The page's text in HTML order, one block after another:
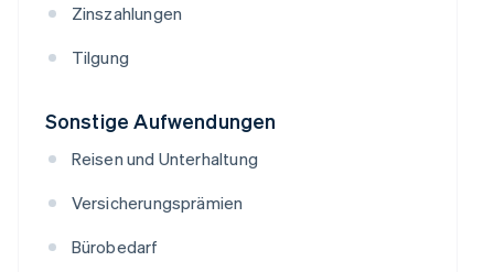
Zinszahlungen
Tilgung
Sonstige Aufwendungen
Reisen und Unterhaltung
Versicherungsprämien
Bürobedarf